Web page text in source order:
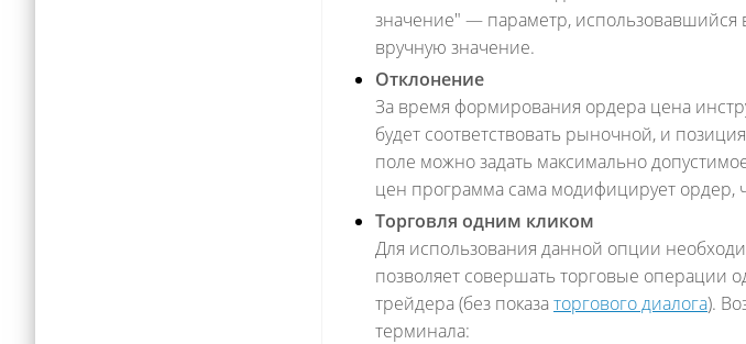
значение" — параметр,
вручную значение.
Отклонение
За время формирования ордера цена
будет соответствовать рыночной, и
поле можно задать максимально
цен программа сама модифицирует ордер,
Торговля одним кликом
Для использования данной опции
позволяет совершать торговые операции
трейдера (без показаторгового диалога).
терминала: